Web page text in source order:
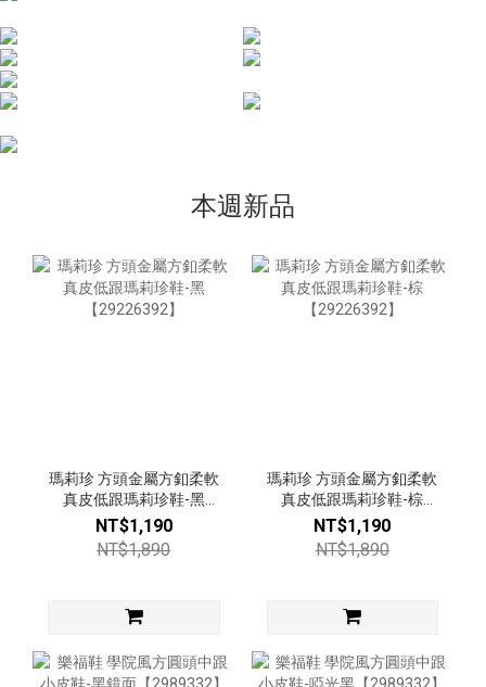
本週新品
瑪莉珍 方頭金屬方釦柔軟
真皮低跟瑪莉珍鞋-黑
【29226392】
NT$1,190
NT$1,890
瑪莉珍 方頭金屬方釦柔軟
真皮低跟瑪莉珍鞋-棕
【29226392】
NT$1,190
NT$1,890